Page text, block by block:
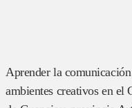
Aprender la
ambientes creativos en el